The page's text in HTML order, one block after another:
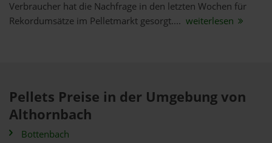
Verbraucher hat die Nachfrage in den letzten Wochen für
Rekordumsätze im Pelletmarkt gesorgt.... weiterlesen
Pellets Preise in der Umgebung von
Althornbach
Bottenbach